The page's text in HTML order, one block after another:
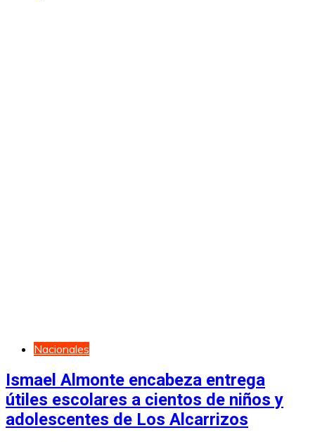
Nacionales
Ismael Almonte encabeza entrega
útiles escolares a cientos de niños y
adolescentes de Los Alcarrizos